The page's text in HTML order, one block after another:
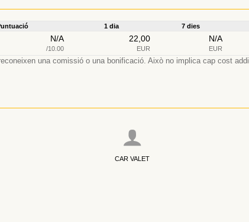
1 dia 7 dies
N/A
/10.00
22,00
EUR
N/A
EUR
una comissió o una bonificació. Això no implica cap cost
CAR VALET